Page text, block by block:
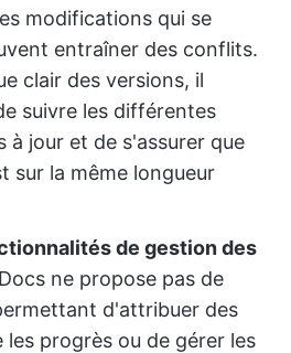
modifications qui se
entraîner des conflits.
clair des versions, il
suivre les différentes
à jour et de s'assurer que
sur la même longueur
de gestion des
ne propose pas de
d'attribuer des
les progrès ou de gérer les